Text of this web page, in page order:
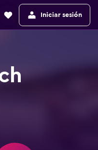
Iniciar sesión